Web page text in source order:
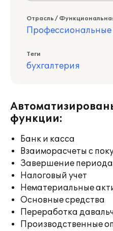
Отрасль /
Профессиональные
Теги
бухгалтерия
функции:
Банк и касса
Взаиморасчеты с
Завершение периода
Налоговый учет
Нематериальные
Основные средства
Переработка
Производственные